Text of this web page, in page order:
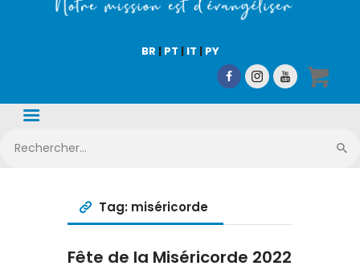
BR | PT | IT | PY
Qui sommes-nous
CN Média
Nos activités
Contact
Tag: miséricorde
Fête de la Miséricorde 2022